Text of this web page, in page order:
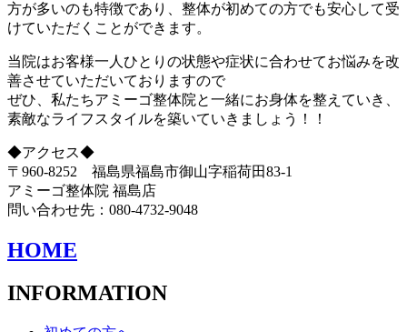
方が多いのも特徴であり、整体が初めての方でも安心して受
けていただくことができます。
当院はお客様一人ひとりの状態や症状に合わせてお悩みを改
善させていただいておりますので
ぜひ、私たちアミーゴ整体院と一緒にお身体を整えていき、
素敵なライフスタイルを築いていきましょう！！
◆アクセス◆
〒960-8252 福島県福島市御山字稲荷田83-1
アミーゴ整体院 福島店
問い合わせ先：080-4732-9048
HOME
INFORMATION